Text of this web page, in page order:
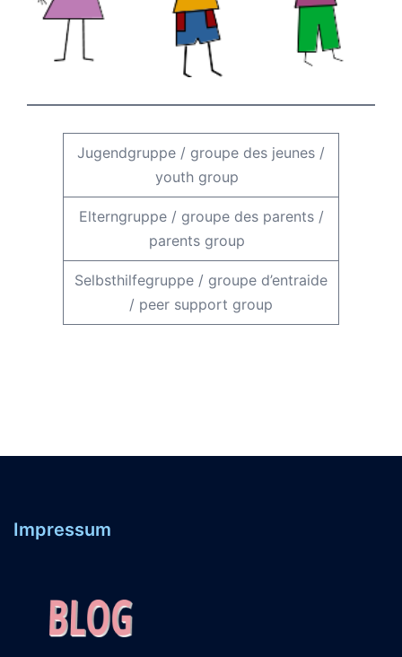
Jugendgruppe / groupe des jeunes /
youth group
Elterngruppe/ groupe des parents/
parents group
Selbsthilfegruppe / groupe d’entraide
/ peer support group
Impressum